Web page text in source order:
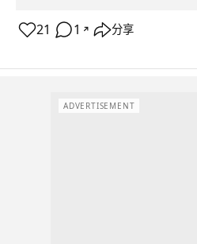
21 1 ↗ 分享
ADVERTISEMENT